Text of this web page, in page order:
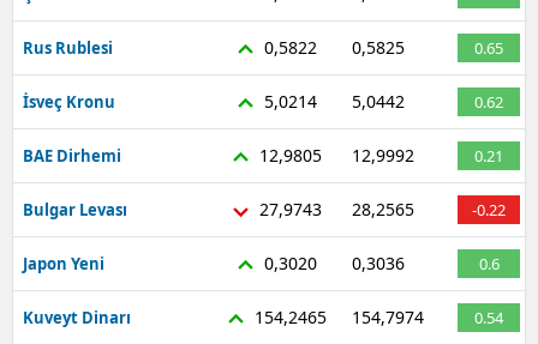
Malatya
Kahramanmaraş
Mardin
Muğla
Nevşehir
Rus Rublesi 0,5822 0,5825 0.65
İsveç Kronu 5,0214 5,0442 0.62
BAE Dirhemi 12,9805 12,9992 0.21
Bulgar Levası 27,9743 28,2565 -0.22
Japon Yeni 0,3020 0,3036 0.6
Kuveyt Dinarı 154,2465 154,7974 0.54